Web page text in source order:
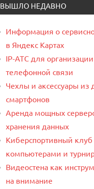
ВЫШЛО НЕДАВНО
Информация о
в Яндекс Картах
IP-АТС для
телефонной связи
Чехлы и аксессуары из
смартфонов
Аренда мощных
хранения данных
Киберспортивный
компьютерами и
Видеостена как
на внимание